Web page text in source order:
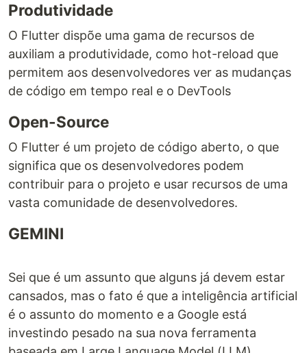
Produtividade
O Flutter dispõe uma gama de recursos de
auxiliam a produtividade, como hot-reload que
permitem aos desenvolvedores ver as mudanças
de código em tempo real e o DevTools
Open-Source
O Flutter é um projeto de código aberto, o que
significa que os desenvolvedores podem
contribuir para o projeto e usar recursos de uma
vasta comunidade de desenvolvedores.
GEMINI
Sei que é um assunto que alguns já devem estar
cansados, mas o fato é que a inteligência artificial
é o assunto do momento e a Google está
investindo pesado na sua nova ferramenta